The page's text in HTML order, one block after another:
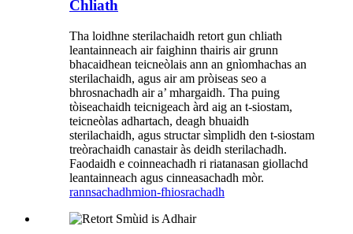
Chliath
Tha loidhne sterilachaidh retort gun chliath
leantainneach air faighinn thairis air grunn
bhacaidhean teicneòlais ann an gnìomhachas an
sterilachaidh, agus air am pròiseas seo a
bhrosnachadh air a’ mhargaidh. Tha puing
tòiseachaidh teicnigeach àrd aig an t-siostam,
teicneòlas adhartach, deagh bhuaidh
sterilachaidh, agus structar sìmplidh den t-siostam
treòrachaidh canastair às deidh sterilachadh.
Faodaidh e coinneachadh ri riatanasan giollachd
leantainneach agus cinneasachadh mòr.
rannsachadhmion-fhiosrachadh